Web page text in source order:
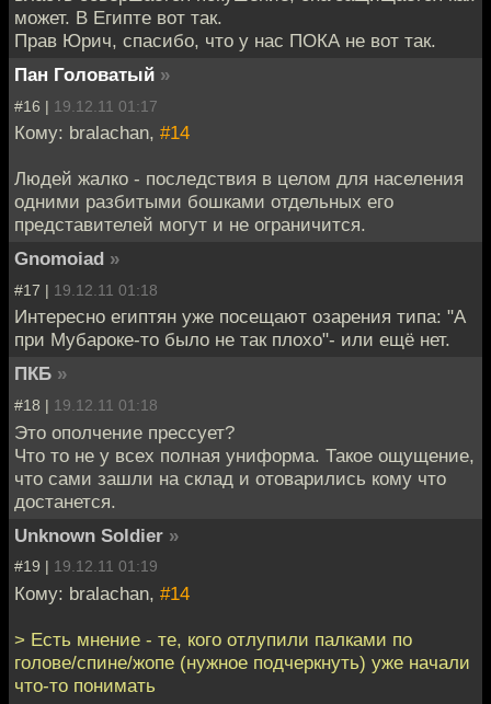
может. В Египте вот так.
Прав Юрич, спасибо, что у нас ПОКА не вот так.
Пан Головатый »
#16 | 19.12.11 01:17
Кому: bralachan, #14
Людей жалко - последствия в целом для населения
одними разбитыми бошками отдельных его
представителей могут и не ограничится.
Gnomoiad »
#17 | 19.12.11 01:18
Интересно египтян уже посещают озарения типа: "А
при Мубароке-то было не так плохо"- или ещё нет.
ПКБ »
#18 | 19.12.11 01:18
Это ополчение прессует?
Что то не у всех полная униформа. Такое ощущение,
что сами зашли на склад и отоварились кому что
достанется.
Unknown Soldier »
#19 | 19.12.11 01:19
Кому: bralachan, #14
> Есть мнение - те, кого отлупили палками по
голове/спине/жопе (нужное подчеркнуть) уже начали
что-то понимать